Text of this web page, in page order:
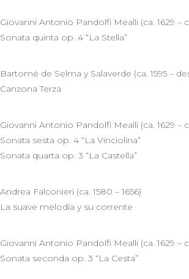
Giovanni Antonio Pandolfi Mealli (ca. 1629 –
Sonata quinta op. 4 “La Stella”
Bartomé de Selma y Salaverde (ca. 1595 –
Canzona Terza
Giovanni Antonio Pandolfi Mealli (ca. 1629 –
Sonata sesta op. 4 “La Vinciolina”
Sonata quarta op. 3 “La Castella”
Andrea Falconieri (ca. 1580 – 1656)
La suave melodía y su corrente
Giovanni Antonio Pandolfi Mealli (ca. 1629 –
Sonata seconda op. 3 “La Cesta”